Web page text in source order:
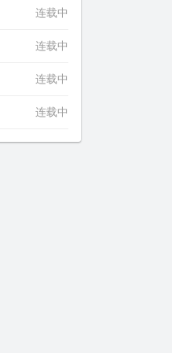
连载中
连载中
连载中
连载中